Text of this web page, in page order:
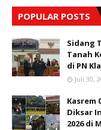
POPULAR POSTS
Sidang
Tanah
di PN
Juli 30,
Kasrem
Diksar
2026 di